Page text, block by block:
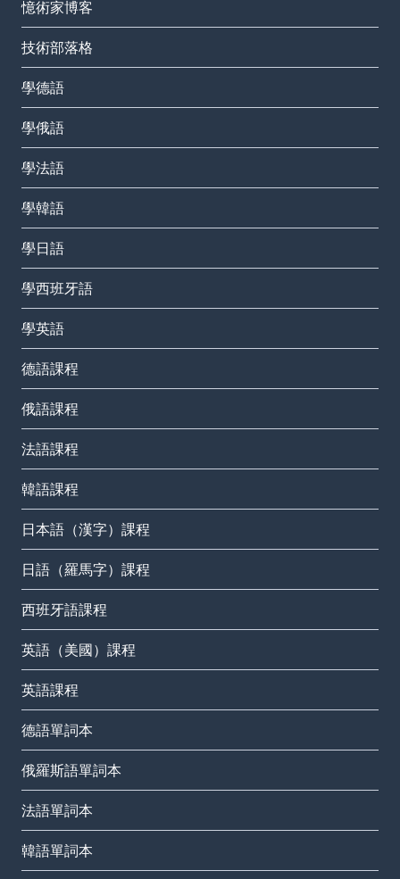
憶術家博客
技術部落格
學德語
學俄語
學法語
學韓語
學日語
學西班牙語
學英語
德語課程
俄語課程
法語課程
韓語課程
日本語（漢字）課程
日語（羅馬字）課程
西班牙語課程
英語（美國）課程
英語課程
德語單詞本
俄羅斯語單詞本
法語單詞本
韓語單詞本